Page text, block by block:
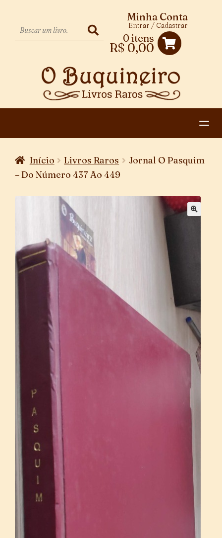
0 itens
R$ 0,00
Minha Conta
Entrar / Cadastrar
CATEGORIAS
Início Livros Raros
Jornal O Pasquim
– Do Número 437 Ao 449